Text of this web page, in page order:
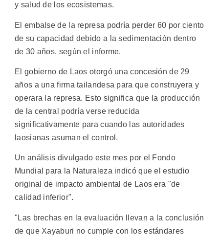
y salud de los ecosistemas.
El embalse de la represa podría perder 60 por ciento
de su capacidad debido a la sedimentación dentro
de 30 años, según el informe.
El gobierno de Laos otorgó una concesión de 29
años a una firma tailandesa para que construyera y
operara la represa. Esto significa que la producción
de la central podría verse reducida
significativamente para cuando las autoridades
laosianas asuman el control.
Un análisis divulgado este mes por el Fondo
Mundial para la Naturaleza indicó que el estudio
original de impacto ambiental de Laos era "de
calidad inferior".
"Las brechas en la evaluación llevan a la conclusión
de que Xayaburi no cumple con los estándares